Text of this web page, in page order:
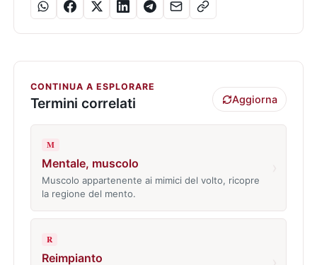
CONTINUA A ESPLORARE
Termini correlati Aggiorna
M
Mentale, muscolo
Muscolo appartenente ai mimici del volto, ricopre
la regione del mento.
R
Reimpianto